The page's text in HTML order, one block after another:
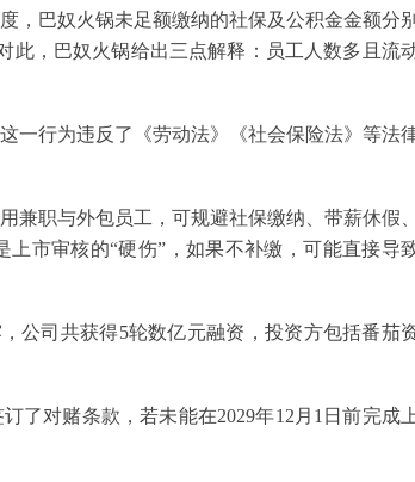
，巴奴火锅未足额缴纳的社保及公积金金额分别
此，巴奴火锅给出三点解释：员工人数多且流
一行为违反了《劳动法》《社会保险法》等法
兼职与外包员工，可规避社保缴纳、带薪休假、
市审核的“硬伤”，如果不补缴，可能直接导
公司共获得5轮数亿元融资，投资方包括番茄
了对赌条款，若未能在2029年12月1日前完成